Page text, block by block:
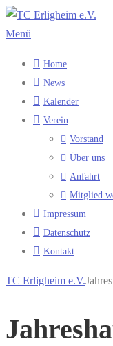
Zum
Inhalt
Menü
Home
News
Kalender
Verein
Vorstand
Über uns
Anfahrt
Mitglied
Impressum
Datenschutz
Kontakt
TC Erligheim e.V.